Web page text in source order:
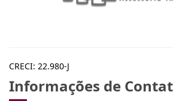
CRECI: 22.980-J
Informações de